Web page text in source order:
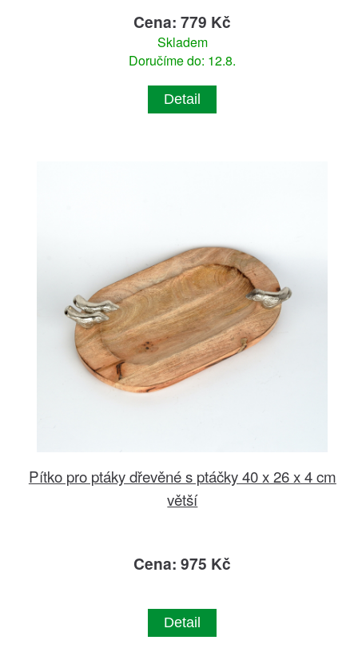
Cena: 779 Kč
Skladem
Doručíme do: 12.8.
Detail
Pítko pro ptáky dřevěné s ptáčky 40 x 26 x 4 cm
větší
Cena: 975 Kč
Detail